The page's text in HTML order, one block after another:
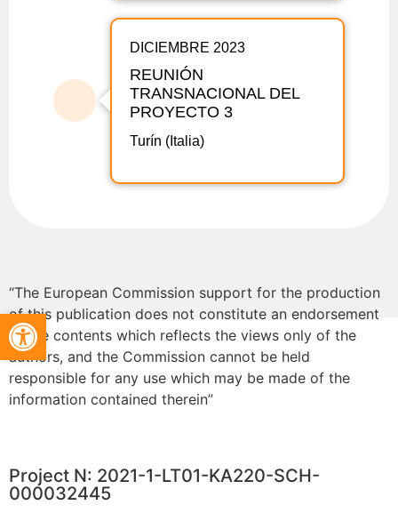
DICIEMBRE 2023
REUNIÓN
TRANSNACIONAL DEL
PROYECTO 3
Turín (Italia)
“The European Commission support for the production
of this publication does not constitute an endorsement
of the contents which reflects the views only of the
authors, and the Commission cannot be held
responsible for any use which may be made of the
information contained therein”
Project N: 2021-1-LT01-KA220-SCH-
000032445
Abrir barra de herramientas